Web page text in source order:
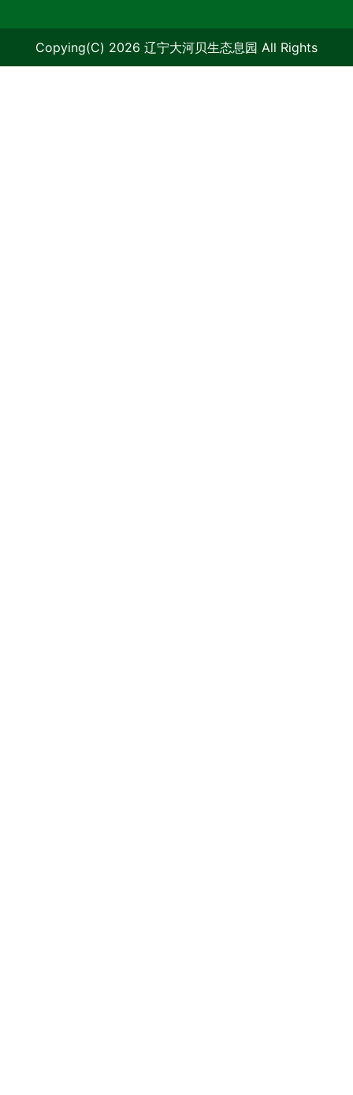
Copying(C) 2026 辽宁大河贝生态息园 All Rights